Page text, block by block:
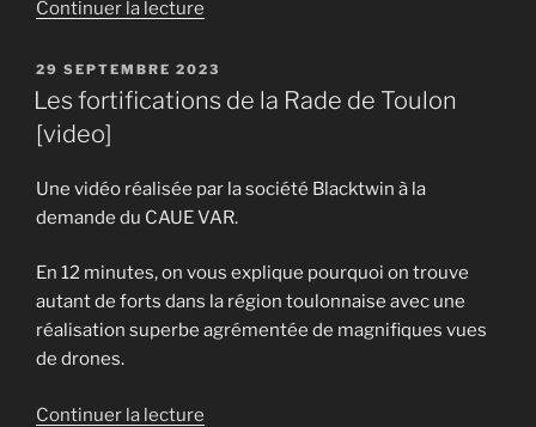
Continuer la lecture
photo
Toulon
Villa
PUBLIÉ
LE
29 SEPTEMBRE 2023
Les fortifications de la Rade de Toulon
[video]
Une vidéo réalisée par la société Blacktwin à la
demande du CAUE VAR.
En 12 minutes, on vous explique pourquoi on trouve
autant de forts dans la région toulonnaise avec une
réalisation superbe agrémentée de magnifiques vues
de drones.
Continuer la lecture